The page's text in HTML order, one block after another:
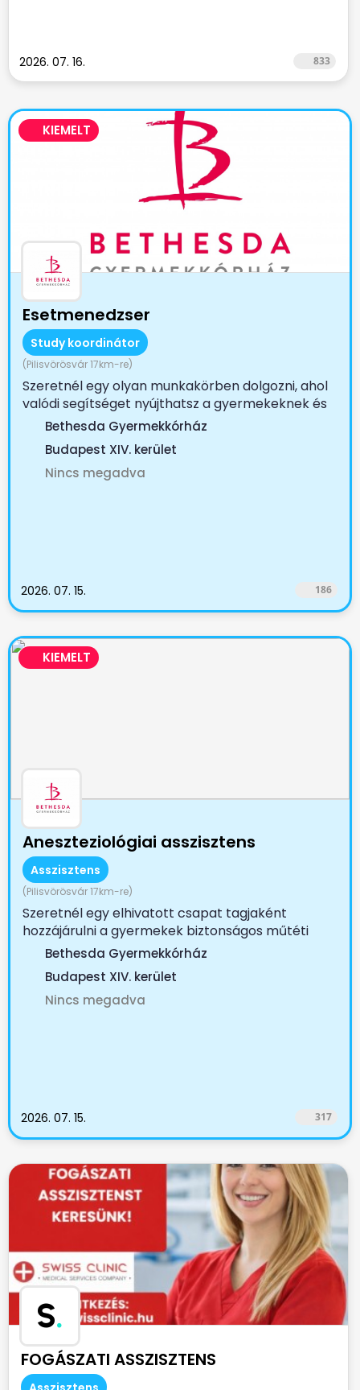
2026. 07. 16. 833
KIEMELT
Esetmenedzser
Study koordinátor
(Pilisvörösvár 17km-re)
Szeretnél egy olyan munkakörben dolgozni, ahol
valódi segítséget nyújthatsz a gyermekeknek és
családjaiknak?...
Bethesda Gyermekkórház
Budapest XIV. kerület
Nincs megadva
2026. 07. 15. 186
KIEMELT
Aneszteziológiai asszisztens
Asszisztens
(Pilisvörösvár 17km-re)
Szeretnél egy elhivatott csapat tagjaként
hozzájárulni a gyermekek biztonságos műtéti
ellátásához? A...
Bethesda Gyermekkórház
Budapest XIV. kerület
Nincs megadva
2026. 07. 15. 317
S.
FOGÁSZATI ASSZISZTENS